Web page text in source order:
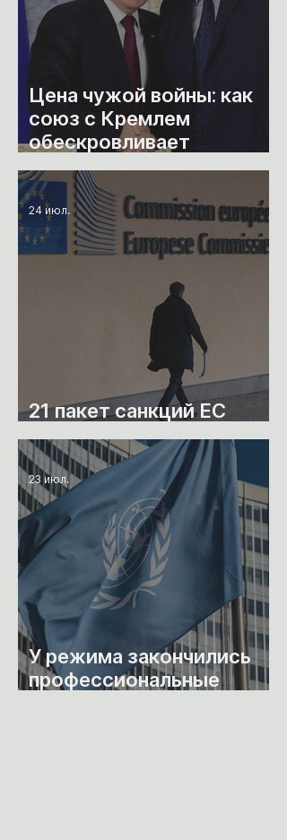
Цена чужой войны: как
союз с Кремлем
обескровливает
Беларусь
21 пакет санкций ЕС
против России
24 июл.
У режима закончились
профессиональные
23 июл.